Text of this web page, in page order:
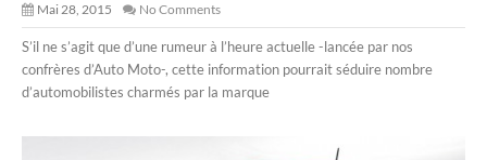
Mai 28, 2015 No Comments
S’il ne s’agit que d’une rumeur à l’heure actuelle -lancée par nos
confrères d’Auto Moto-, cette information pourrait séduire nombre
d’automobilistes charmés par la marque